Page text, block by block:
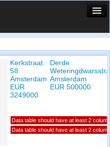
Kerkstraat
58
Amsterdam
EUR
3249000
Derde
Amsterdam
EUR 500000
Data table should have at least 2
Data table should have at least 2